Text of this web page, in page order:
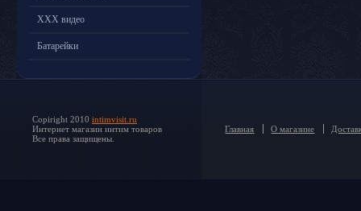
ХХХ видео
Батарейки
Copiright 2010 intimvisit.ru
Интернет магазин интим товаров
Все права защищены.
Главная О магазине